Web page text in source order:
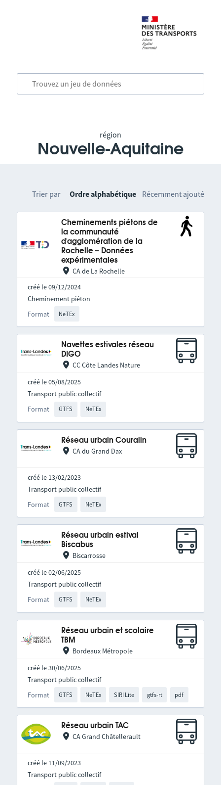
région
Nouvelle-Aquitaine
Trier par Ordre alphabétique Récemment ajouté
Cheminements piétons de
la communauté
d'agglomération de la
Rochelle – Données
expérimentales
CA de La Rochelle
créé le 09/12/2024
Format NeTEx
Cheminement piéton
Navettes estivales réseau
DIGO
CC Côte Landes Nature
créé le 05/08/2025
Format GTFS NeTEx
Transport public collectif
Réseau urbain Couralin
CA du Grand Dax
créé le 13/02/2023
Format GTFS NeTEx
Transport public collectif
Réseau urbain estival
Biscabus
Biscarrosse
créé le 02/06/2025
Format GTFS NeTEx
Transport public collectif
Réseau urbain et scolaire
TBM
Bordeaux Métropole
créé le 30/06/2025
Format GTFS NeTEx SIRI Lite gtfs-rt pdf
Transport public collectif
Réseau urbain TAC
CA Grand Châtellerault
créé le 11/09/2023
Transport public collectif